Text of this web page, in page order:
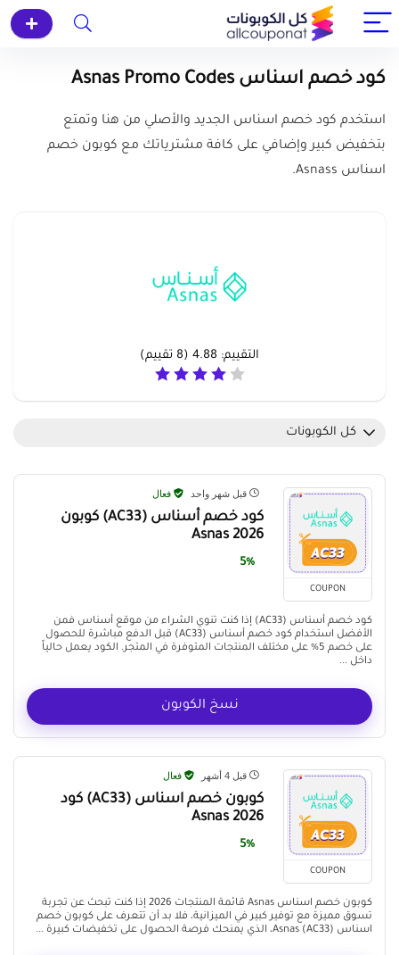
كود خصم اسناس Asnas Promo Codes
استخدم كود خصم اسناس الجديد والأصلي من هنا وتمتع
بتخفيض كبير وإضافي على كافة مشترياتك مع كوبون خصم
اسناس Asnass.
التقييم: 4.88
(
8 تقييم)
كل الكوبونات
COUPON
قبل شهر واحد فعال
كود خصم أسناس (AC33) كوبون
Asnas 2026
5%
كود خصم أسناس (AC33) إذا كنت تنوي الشراء من موقع أسناس فمن
الأفضل استخدام كود خصم أسناس (AC33) قبل الدفع مباشرة للحصول
على خصم 5% على مختلف المنتجات المتوفرة في المتجر. الكود يعمل حالياً
داخل ...
نسخ الكوبون
COUPON
قبل 4 أشهر فعال
كوبون خصم اسناس (AC33) كود
Asnas 2026
5%
كوبون خصم اسناس Asnas قائمة المنتجات 2026 إذا كنت تبحث عن تجربة
تسوق مميزة مع توفير كبير في الميزانية، فلا بد أن تتعرف على كوبون خصم
اسناس (AC33) Asnas، الذي يمنحك فرصة الحصول على تخفيضات كبيرة ...